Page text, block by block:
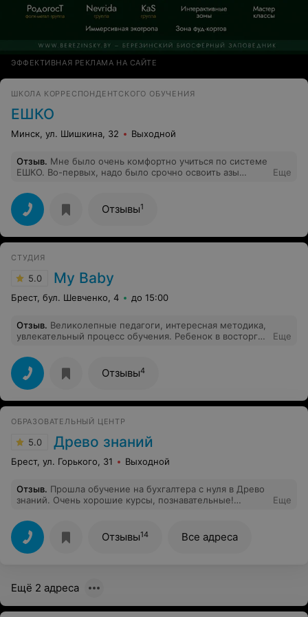
ЭФФЕКТИВНАЯ РЕКЛАМА НА САЙТЕ
ШКОЛА КОРРЕСПОНДЕНТСКОГО ОБУЧЕНИЯ
ЕШКО
Минск, ул. Шишкина, 32 Выходной
Отзыв. Мне было очень комфортно учиться по системе
ЕШКО. Во-первых, надо было срочно освоить азы
меня не было. Во-вторых, очень доступно и интересно
изложен материал (польский - мой 3й иностранный ,
так что есть с чем сравнивать). В-третьих. понравилась
работа с удаленным преподавателем. Очень
современный подход.
Еще
Отзывы1
СТУДИЯ
5.0 My Baby
Брест, бул. Шевченко, 4 до 15:00
Отзыв. Великолепные педагоги, интересная методика,
увлекательный процесс обучения. Ребенок в восторге,
Еще
Отзывы4
ОБРАЗОВАТЕЛЬНЫЙ ЦЕНТР
5.0 Древо знаний
Брест, ул. Горького, 31 Выходной
Отзыв. Прошла обучение на бухгалтера с нуля в Древо
знаний. Очень хорошие курсы, познавательные!
преподаватель Ирина Владимировна. Доступно все
объясняет. Рекомендую!
Еще
Отзывы14 Все адреса
Ещё 2 адреса